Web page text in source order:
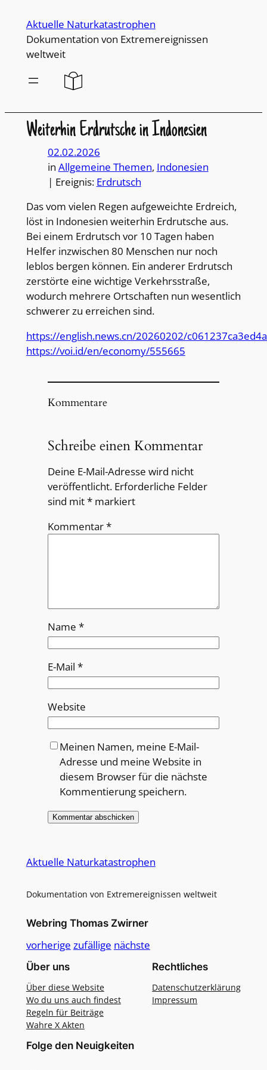
Inhalt
wechseln
Aktuelle Naturkatastrophen
Dokumentation von Extremereignissen
weltweit
Weiterhin Erdrutsche in Indonesien
02.02.2026
in Allgemeine Themen, Indonesien
| Ereignis: Erdrutsch
Das vom vielen Regen aufgeweichte Erdreich,
löst in Indonesien weiterhin Erdrutsche aus.
Bei einem Erdrutsch vor 10 Tagen haben
Helfer inzwischen 80 Menschen nur noch
leblos bergen können. Ein anderer Erdrutsch
zerstörte eine wichtige Verkehrsstraße,
wodurch mehrere Ortschaften nun wesentlich
schwerer zu erreichen sind.
https://english.news.cn/20260202/
https://voi.id/en/economy/555665
Kommentare
Schreibe einen Kommentar
Deine E-Mail-Adresse wird nicht
veröffentlicht. Erforderliche Felder
sind mit*markiert
Kommentar*
Name *
E-Mail *
Website
Meinen Namen, meine E-Mail-
Adresse und meine Website in
diesem Browser für die nächste
Kommentierung speichern.
Aktuelle Naturkatastrophen
Dokumentation von Extremereignissen weltweit
Webring Thomas Zwirner
vorherige zufällige nächste
Über uns
Über diese Website
Wo du uns auch findest
Regeln für Beiträge
Wahre X Akten
Rechtliches
Datenschutzerklärung
Impressum
Folge den Neuigkeiten